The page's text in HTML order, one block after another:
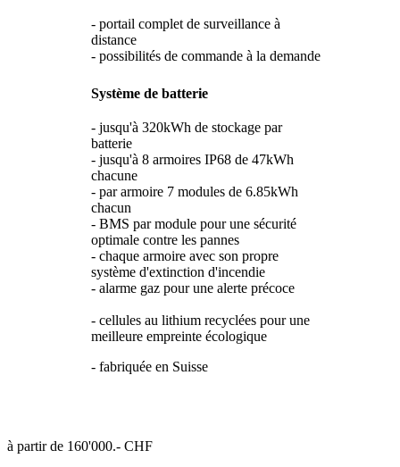
- portail complet de surveillance à
distance
- possibilités de commande à la demande
Système de batterie
- jusqu'à 320kWh de stockage par
batterie
- jusqu'à 8 armoires IP68 de 47kWh
chacune
- par armoire 7 modules de 6.85kWh
chacun
- BMS par module pour une sécurité
optimale contre les pannes
- chaque armoire avec son propre
système d'extinction d'incendie
- alarme gaz pour une alerte précoce
- cellules au lithium recyclées pour une
meilleure empreinte écologique
- fabriquée en Suisse
à partir de 160'000.- CHF